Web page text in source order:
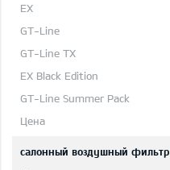
салонный воздушный фильтр